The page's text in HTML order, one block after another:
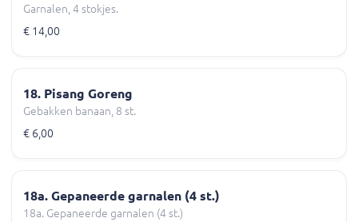
Garnalen, 4 stokjes.
€ 14,00
18. Pisang Goreng
Gebakken banaan, 8 st.
€ 6,00
18a. Gepaneerde garnalen (4 st.)
18a. Gepaneerde garnalen (4 st.)